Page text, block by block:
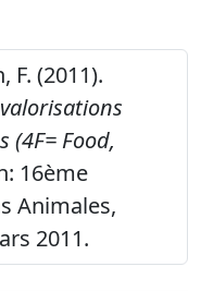
F. (2011).
(4F= Food,
16ème
Animales,
2011.